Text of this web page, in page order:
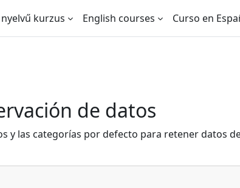
kurzus English courses Curso en
de datos
y las categorías por defecto para retener datos